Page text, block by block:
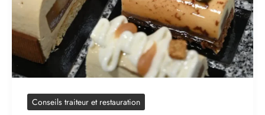
Conseils traiteur et restauration